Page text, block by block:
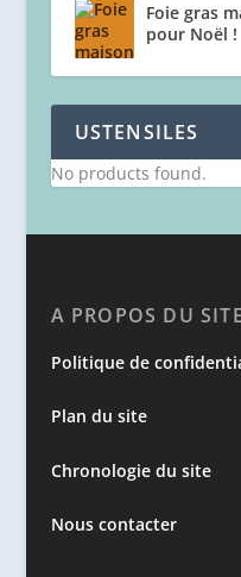
Foie gras
pour Noël !
USTENSILES
No products found.
A PROPOS DU SITE
Politique de
Plan du site
Chronologie du site
Nous contacter